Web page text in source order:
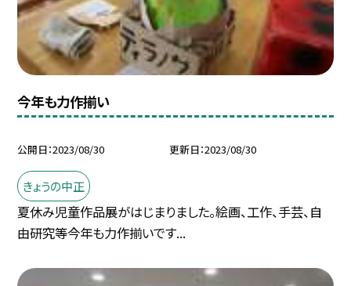
今年も力作揃い
公開日 2023/08/30 更新日 2023/08/30
きょうの中正
夏休み児童作品展がはじまりました。絵画、工作、手芸、自
由研究等今年も力作揃いです...